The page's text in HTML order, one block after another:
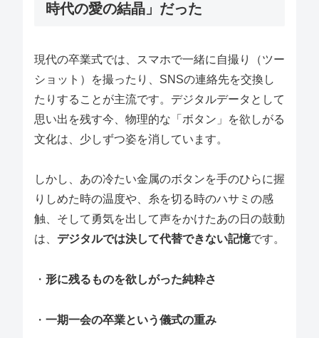
時代の愛の結晶」だった
現代の卒業式では、スマホで一緒に自撮り（ツー
ショット）を撮ったり、SNSの連絡先を交換し
たりすることが主流です。デジタルデータとして
思い出を残す今、物理的な「ボタン」を欲しがる
文化は、少しずつ姿を消しています。
しかし、あの冷たい金属のボタンを手のひらに握
りしめた時の温度や、糸を切る時のハサミの感
触、そして勇気を出して声をかけたあの日の鼓動
は、 デジタルでは決して代替できない記憶です。
・ 形に残るものを欲しがった純粋さ
・ 一期一会の卒業という儀式の重み